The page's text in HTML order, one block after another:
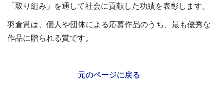
「取り組み」を通して社会に貢献した功績を表彰します。
羽倉賞は、個人や団体による応募作品のうち、最も優秀な
作品に贈られる賞です。
元のページに戻る